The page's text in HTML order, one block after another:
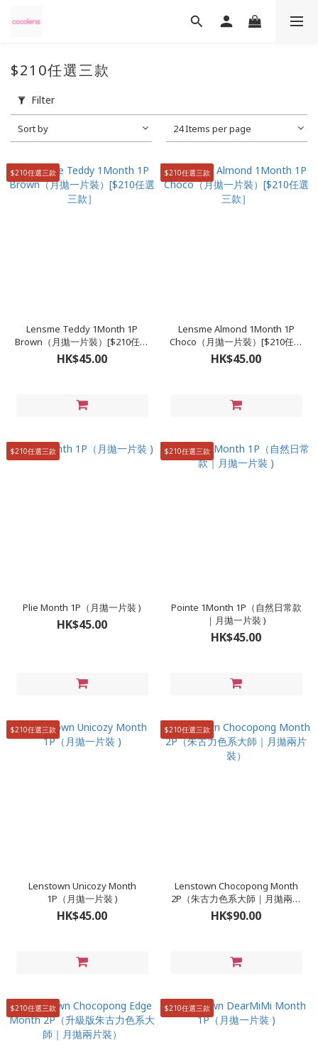
$210任選三款
Filter
Sort by 24 Items per page
$210任選三款
Lensme Teddy 1Month 1P
Brown（月拋一片裝）[$210任選
三款］
HK$45.00
$210任選三款
Lensme Almond 1Month 1P
Choco（月拋一片裝）[$210任選
三款］
HK$45.00
$210任選三款
Plie Month 1P（月拋一片裝 )
HK$45.00
$210任選三款
Pointe 1Month 1P（自然日常款
｜月拋一片裝 )
HK$45.00
$210任選三款
Lenstown Unicozy Month
1P（月拋一片裝 )
HK$45.00
$210任選三款
Lenstown Chocopong Month
2P（朱古力色系大師｜月拋兩片
裝）
HK$90.00
$210任選三款 $210任選三款